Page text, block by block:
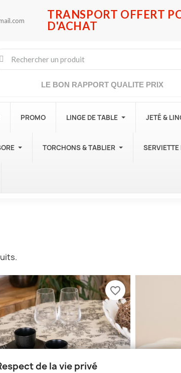
TRANSPORT OFFERT
D'ACHAT
LE BON RAPPORT QUALITE PRIX
PROMO LINGE DE TABLE JETÉ &
TORCHONS & TABLIER SERVIETTE
favorite_border
de la vie privé